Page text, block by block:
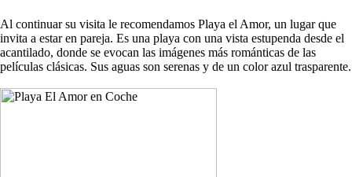
Al continuar su visita le recomendamos Playa el Amor, un lugar que
invita a estar en pareja. Es una playa con una vista estupenda desde el
acantilado, donde se evocan las imágenes más románticas de las
películas clásicas. Sus aguas son serenas y de un color azul trasparente.